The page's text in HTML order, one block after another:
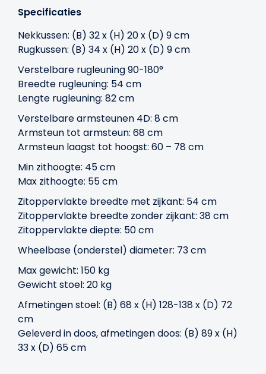
Specificaties
Nekkussen: (B) 32 x (H) 20 x (D) 9 cm
Rugkussen: (B) 34 x (H) 20 x (D) 9 cm
Verstelbare rugleuning 90-180°
Breedte rugleuning: 54 cm
Lengte rugleuning: 82 cm
Verstelbare armsteunen 4D: 8 cm
Armsteun tot armsteun: 68 cm
Armsteun laagst tot hoogst: 60 – 78 cm
Min zithoogte: 45 cm
Max zithoogte: 55 cm
Zitoppervlakte breedte met zijkant: 54 cm
Zitoppervlakte breedte zonder zijkant: 38 cm
Zitoppervlakte diepte: 50 cm
Wheelbase (onderstel) diameter: 73 cm
Max gewicht: 150 kg
Gewicht stoel: 20 kg
Afmetingen stoel: (B) 68 x (H) 128-138 x (D) 72
cm
Geleverd in doos, afmetingen doos: (B) 89 x (H)
33 x (D) 65 cm